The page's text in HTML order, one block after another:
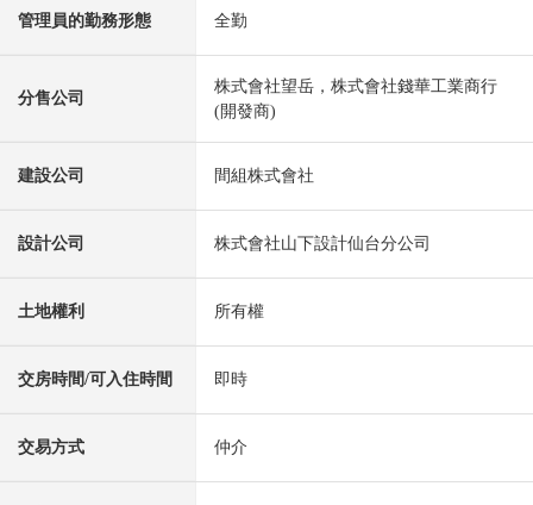
管理員的勤務形態 全勤
分售公司
株式會社望岳，株式會社錢華工業商行
(開發商)
建設公司 間組株式會社
設計公司 株式會社山下設計仙台分公司
土地權利 所有權
交房時間/可入住時間 即時
交易方式 仲介